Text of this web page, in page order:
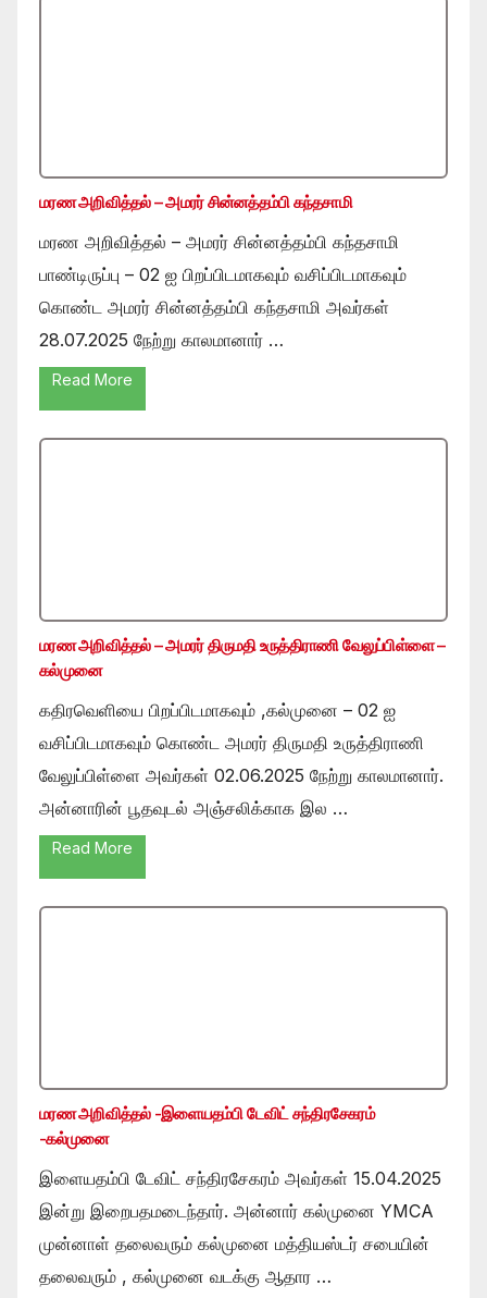
மரண அறிவித்தல் – அமரர் சின்னத்தம்பி கந்தசாமி
மரண அறிவித்தல் – அமரர் சின்னத்தம்பி கந்தசாமி
பாண்டிருப்பு – 02 ஐ பிறப்பிடமாகவும் வசிப்பிடமாகவும்
கொண்ட அமரர் சின்னத்தம்பி கந்தசாமி அவர்கள்
28.07.2025 நேற்று காலமானார் …
Read More
மரண அறிவித்தல் – அமரர் திருமதி உருத்திராணி வேலுப்பிள்ளை –
கல்முனை
கதிரவெளியை பிறப்பிடமாகவும் ,கல்முனை – 02 ஐ
வசிப்பிடமாகவும் கொண்ட அமரர் திருமதி உருத்திராணி
வேலுப்பிள்ளை அவர்கள் 02.06.2025 நேற்று காலமானார்.
அன்னாரின் பூதவுடல் அஞ்சலிக்காக இல …
Read More
மரண அறிவித்தல் -இளையதம்பி டேவிட் சந்திரசேகரம்
-கல்முனை
இளையதம்பி டேவிட் சந்திரசேகரம் அவர்கள் 15.04.2025
இன்று இறைபதமடைந்தார். அன்னார் கல்முனை YMCA
முன்னாள் தலைவரும் கல்முனை மத்தியஸ்டர் சபையின்
தலைவரும் , கல்முனை வடக்கு ஆதார …